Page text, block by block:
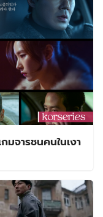
จารชนคนในเงา